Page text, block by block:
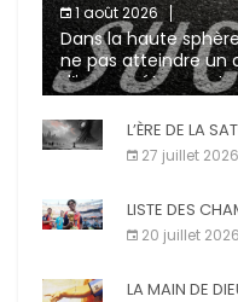
1 août 2026
Dans la haute
ne pas atteindre un
d’incompétence et
diverses
L’ÈRE DE LA
27 juillet 2026
LISTE DES
20 juillet 2026
LA MAIN DE